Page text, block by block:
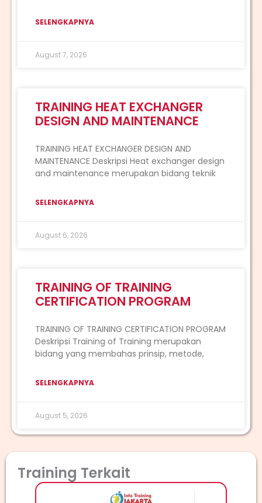
SELENGKAPNYA
August 7, 2026
TRAINING HEAT EXCHANGER
DESIGN AND MAINTENANCE
TRAINING HEAT EXCHANGER DESIGN AND
MAINTENANCE Deskripsi Heat exchanger design
and maintenance merupakan bidang teknik
SELENGKAPNYA
August 6, 2026
TRAINING OF TRAINING
CERTIFICATION PROGRAM
TRAINING OF TRAINING CERTIFICATION PROGRAM
Deskripsi Training of Training merupakan
bidang yang membahas prinsip, metode,
SELENGKAPNYA
August 5, 2026
Training Terkait